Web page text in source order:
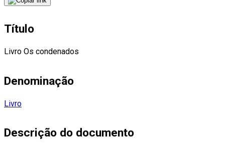
Título
Livro Os condenados
Denominação
Livro
Descrição do documento